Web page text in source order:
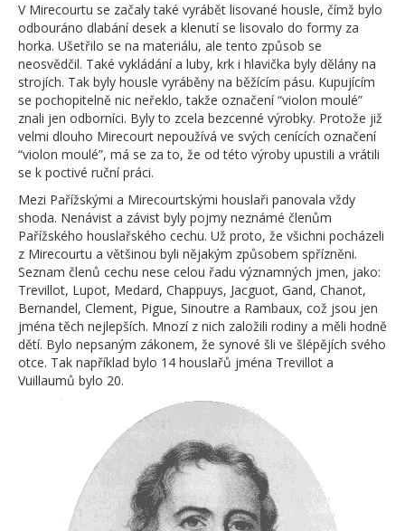
V Mirecourtu se začaly také vyrábět lisované housle, čímž bylo
odbouráno dlabání desek a klenutí se lisovalo do formy za
horka. Ušetřilo se na materiálu, ale tento způsob se
neosvědčil. Také vykládání a luby, krk i hlavička byly dělány na
strojích. Tak byly housle vyráběny na běžícím pásu. Kupujícím
se pochopitelně nic neřeklo, takže označení “violon moulé”
znali jen odborníci. Byly to zcela bezcenné výrobky. Protože již
velmi dlouho Mirecourt nepoužívá ve svých cenících označení
“violon moulé”, má se za to, že od této výroby upustili a vrátili
se k poctivé ruční práci.
Mezi Pařížskými a Mirecourtskými houslaři panovala vždy
shoda. Nenávist a závist byly pojmy neznámé členům
Pařížského houslařského cechu. Už proto, že všichni pocházeli
z Mirecourtu a většinou byli nějakým způsobem spřízněni.
Seznam členů cechu nese celou řadu významných jmen, jako:
Trevillot, Lupot, Medard, Chappuys, Jacguot, Gand, Chanot,
Bernandel, Clement, Pigue, Sinoutre a Rambaux, což jsou jen
jména těch nejlepších. Mnozí z nich založili rodiny a měli hodně
dětí. Bylo nepsaným zákonem, že synové šli ve šlépějích svého
otce. Tak například bylo 14 houslařů jména Trevillot a
Vuillaumů bylo 20.